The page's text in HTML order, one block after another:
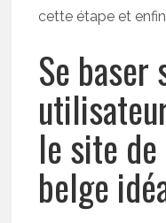
cette étape et
Se baser
le site
belge